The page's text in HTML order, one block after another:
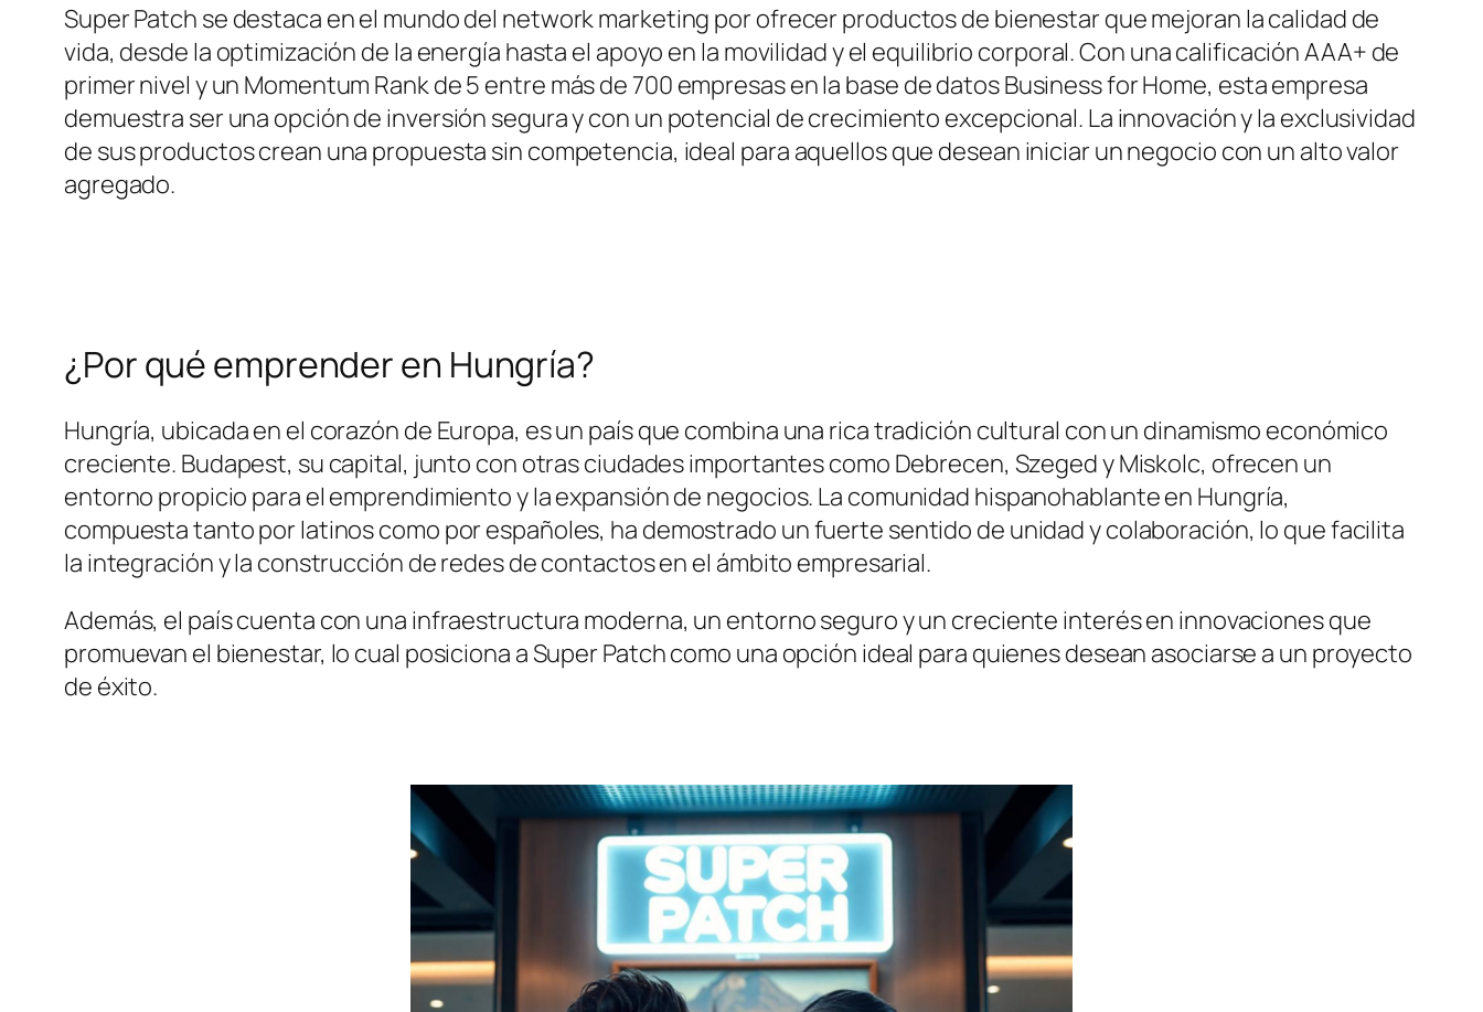
Super Patch se destaca en el mundo del network marketing por ofrecer productos de bienestar que mejoran la calidad de
vida, desde la optimización de la energía hasta el apoyo en la movilidad y el equilibrio corporal. Con una calificación AAA+ de
primer nivel y un Momentum Rank de 5 entre más de 700 empresas en la base de datos Business for Home, esta empresa
demuestra ser una opción de inversión segura y con un potencial de crecimiento excepcional. La innovación y la exclusividad
de sus productos crean una propuesta sin competencia, ideal para aquellos que desean iniciar un negocio con un alto valor
agregado.
¿Por qué emprender en Hungría?
Hungría, ubicada en el corazón de Europa, es un país que combina una rica tradición cultural con un dinamismo económico
creciente. Budapest, su capital, junto con otras ciudades importantes como Debrecen, Szeged y Miskolc, ofrecen un
entorno propicio para el emprendimiento y la expansión de negocios. La comunidad hispanohablante en Hungría,
compuesta tanto por latinos como por españoles, ha demostrado un fuerte sentido de unidad y colaboración, lo que facilita
la integración y la construcción de redes de contactos en el ámbito empresarial.
Además, el país cuenta con una infraestructura moderna, un entorno seguro y un creciente interés en innovaciones que
promuevan el bienestar, lo cual posiciona a Super Patch como una opción ideal para quienes desean asociarse a un proyecto
de éxito.